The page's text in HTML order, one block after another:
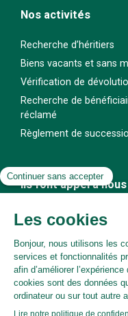
Nos activités
Recherche d’héritiers
Biens vacants et sans
Vérification de
Recherche de
réclamé
Règlement de
Ils font appel à nous
Notaires
Assureurs
Syndics et
Particuliers